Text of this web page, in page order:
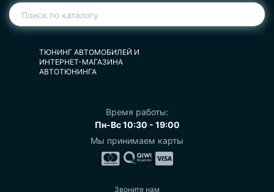
ТЮНИНГ АВТОМОБИЛЕЙ И
ИНТЕРНЕТ-МАГАЗИНА
АВТОТЮНИНГА
Время работы:
Пн-Вс 10:30 - 19:00
Мы принимаем карты
Звоните нам